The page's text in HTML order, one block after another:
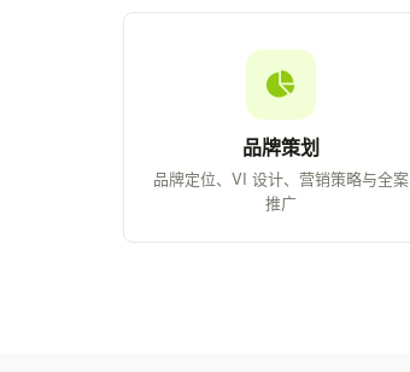
品牌策划
品牌定位、VI 设计、营销策略与全案
推广